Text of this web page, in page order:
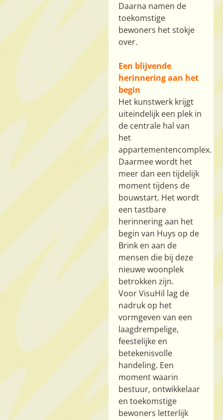
Daarna namen de
toekomstige
bewoners het stokje
over.
Een blijvende
herinnering aan het
begin
Het kunstwerk krijgt
uiteindelijk een plek in
de centrale hal van
het
appartementencomplex.
Daarmee wordt het
meer dan een tijdelijk
moment tijdens de
bouwstart. Het wordt
een tastbare
herinnering aan het
begin van Huys op de
Brink en aan de
mensen die bij deze
nieuwe woonplek
betrokken zijn.
Voor VisuHil lag de
nadruk op het
vormgeven van een
laagdrempelige,
feestelijke en
betekenisvolle
handeling. Een
moment waarin
bestuur, ontwikkelaar
en toekomstige
bewoners letterlijk